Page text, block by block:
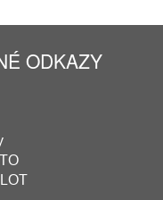
ODKAZY